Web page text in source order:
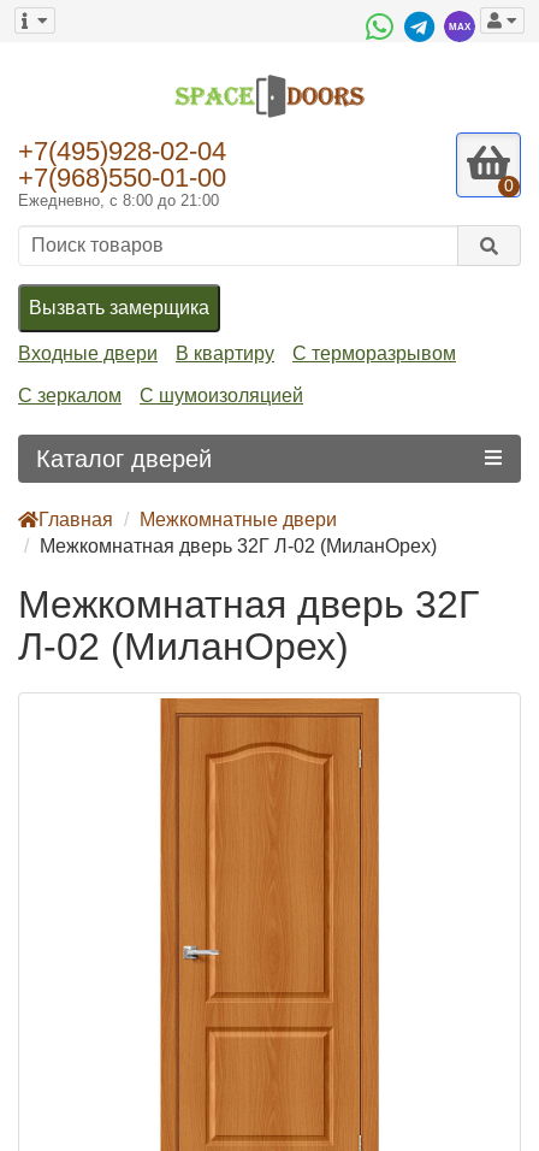
+7(495)928-02-04
+7(968)550-01-00
Ежедневно, с 8:00 до 21:00
0
Вызвать замерщика
Входные двери В квартиру С терморазрывом
С зеркалом С шумоизоляцией
Каталог дверей
Главная
Межкомнатные двери
Межкомнатная дверь 32Г Л-02 (МиланОрех)
Межкомнатная дверь 32Г
Л-02 (МиланОрех)